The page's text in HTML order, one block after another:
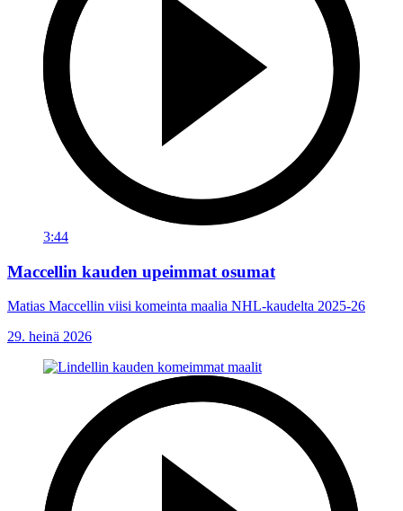
3:44
Maccellin kauden upeimmat osumat
Matias Maccellin viisi komeinta maalia NHL-kaudelta 2025-26
29. heinä 2026